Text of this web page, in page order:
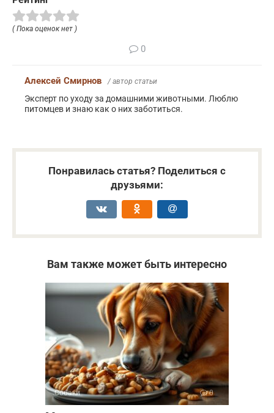
( Пока оценок нет )
0
Алексей Смирнов / автор статьи
Эксперт по уходу за домашними животными. Люблю
питомцев и знаю как о них заботиться.
Понравилась статья? Поделиться с
друзьями:
Вам также может быть интересно
Собаки 0